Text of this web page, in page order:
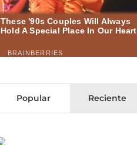
Popular Reciente